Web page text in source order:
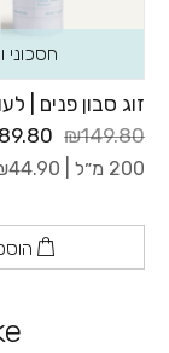
זוג סבון פנים |
₪149.80
200 מ״ל | 44.90